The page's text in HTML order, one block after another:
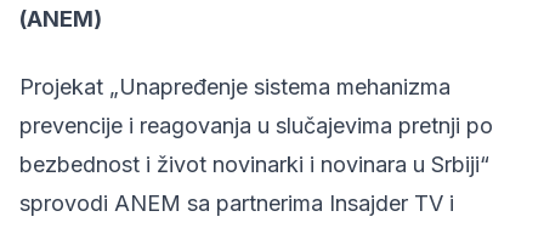
(ANEM)
Projekat „Unapređenje sistema mehanizma
prevencije i reagovanja u slučajevima pretnji po
bezbednost i život novinarki i novinara u Srbiji“
sprovodi ANEM sa partnerima Insajder TV i